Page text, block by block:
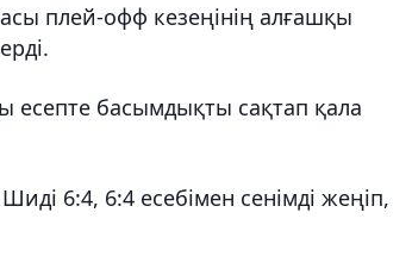
плей-офф кезеңінің алғашқы
есепте басымдықты сақтап қала
6:4, 6:4 есебімен сенімді жеңіп,